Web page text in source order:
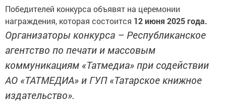
Победителей конкурса объявят на церемонии
награждения, которая состоится 12 июня 2025 года.
Организаторы конкурса – Республиканское
агентство по печати и массовым
коммуникациям «Татмедиа» при содействии
АО «ТАТМЕДИА» и ГУП «Татарское книжное
издательство».